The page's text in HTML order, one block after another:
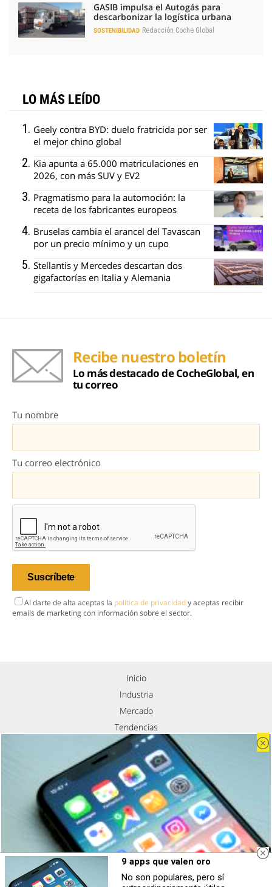
GASIB impulsa el Autogás para
descarbonizar la logística urbana
SOSTENIBILIDAD Redacción Coche Global
LO MÁS LEÍDO
Geely contra BYD: duelo fratricida por ser
el mejor chino global
Kia apunta a 65.000 matriculaciones en
2026, con más SUV y EV2
Pragmatismo para la automoción: la
receta de los fabricantes europeos
Bruselas cambia el arancel del Tavascan
por un precio mínimo y un cupo
Stellantis y Mercedes descartan dos
gigafactorías en Italia y Alemania
Recibe nuestro boletín
Lo más destacado de CocheGlobal, en
tu correo
Tu nombre
Tu correo electrónico
Al darte de alta aceptas la política de privacidady aceptas recibir
emails de marketing con información sobre el sector.
Inicio
Industria
Mercado
Tendencias
Eventos
Contacto
Nosotros
Política de privacidad
Aviso legal
Política de cookies
Síguenos
9 apps que valen oro
No son populares, pero sí